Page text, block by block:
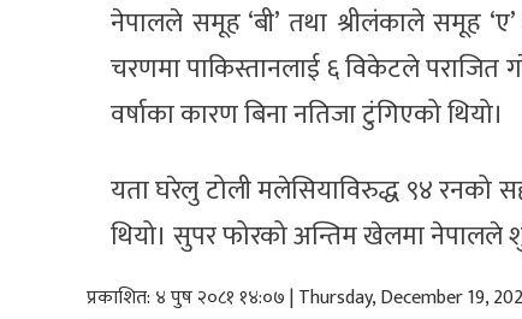
नेपालले समूह ‘बी’ तथा श्रीलंकाले समूह
चरणमा पाकिस्तानलाई ६ विकेटले
वर्षाका कारण बिना नतिजा टुंगिएको थियो।
यता घरेलु टोली मलेसियाविरुद्ध ९४
थियो। सुपर फोरको अन्तिम खेलमा नेपालले
प्रकाशित: ४ पुष २०८१ १४:०७ | Thursday, December 19,